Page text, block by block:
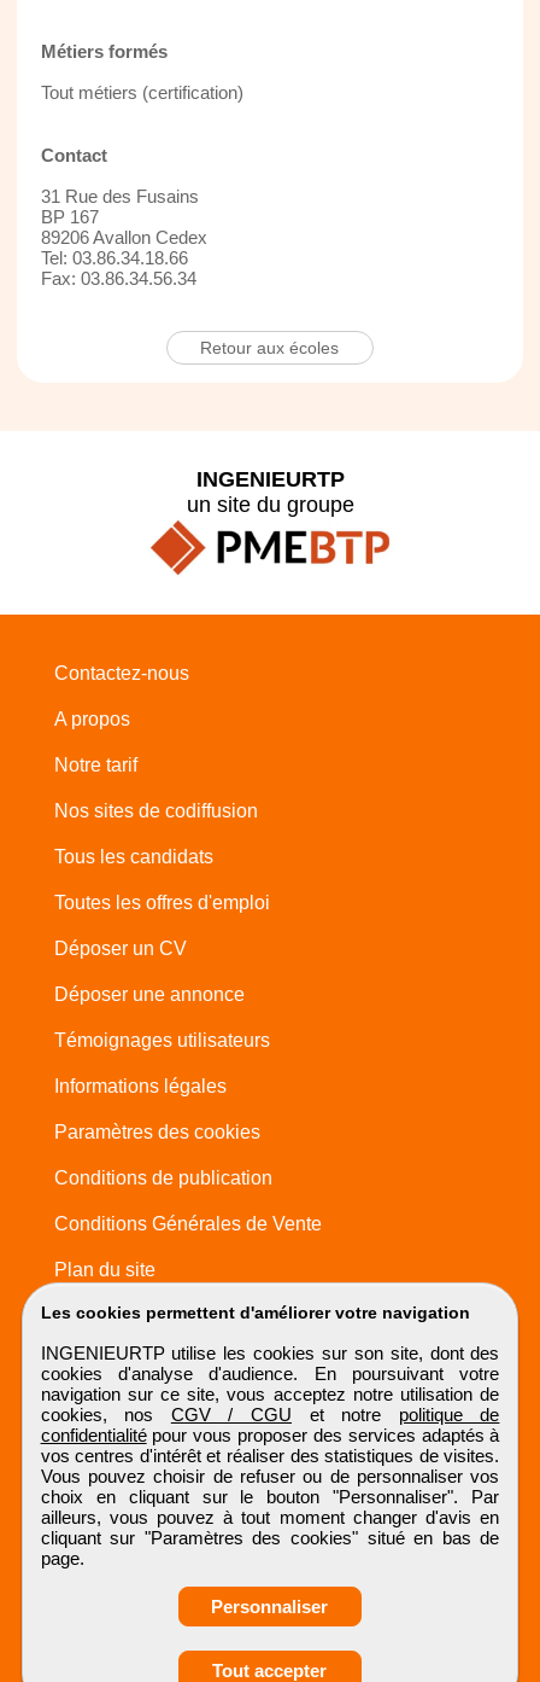
Métiers formés
Tout métiers (certification)
Contact
31 Rue des Fusains
BP 167
89206 Avallon Cedex
Tel: 03.86.34.18.66
Fax: 03.86.34.56.34
Retour aux écoles
Les cookies permettent d'améliorer votre navigation
INGENIEURTP utilise les cookies sur son site, dont des
cookies d'analyse d'audience. En poursuivant votre
navigation sur ce site, vous acceptez notre utilisation de
cookies, nos CGV / CGU et notre politique de
confidentialitépour vous proposer des services adaptés à
vos centres d'intérêt et réaliser des statistiques de visites.
Vous pouvez choisir de refuser ou de personnaliser vos
choix en cliquant sur le bouton "Personnaliser". Par
ailleurs, vous pouvez à tout moment changer d'avis en
cliquant sur "Paramètres des cookies" situé en bas de
page.
Personnaliser
Tout accepter
INGENIEURTP
un site du groupe
Contactez-nous
A propos
Notre tarif
Nos sites de codiffusion
Tous les candidats
Toutes les offres d'emploi
Déposer un CV
Déposer une annonce
Témoignages utilisateurs
Informations légales
Paramètres des cookies
Conditions de publication
Conditions Générales de Vente
Plan du site